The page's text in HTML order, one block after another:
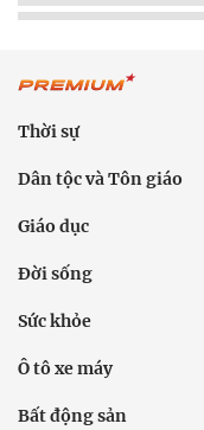
Thời sự
Dân tộc và Tôn giáo
Giáo dục
Đời sống
Sức khỏe
Ô tô xe máy
Bất động sản